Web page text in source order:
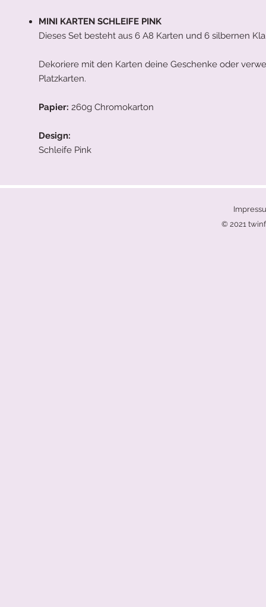
MINI KARTEN SCHLEIFE PINK
Dieses Set besteht aus 6 A8 Karten und 6 silbernen
Dekoriere mit den Karten deine Geschenke oder
Platzkarten.
Papier: 260g Chromokarton
Design:
Schleife Pink
© 2021